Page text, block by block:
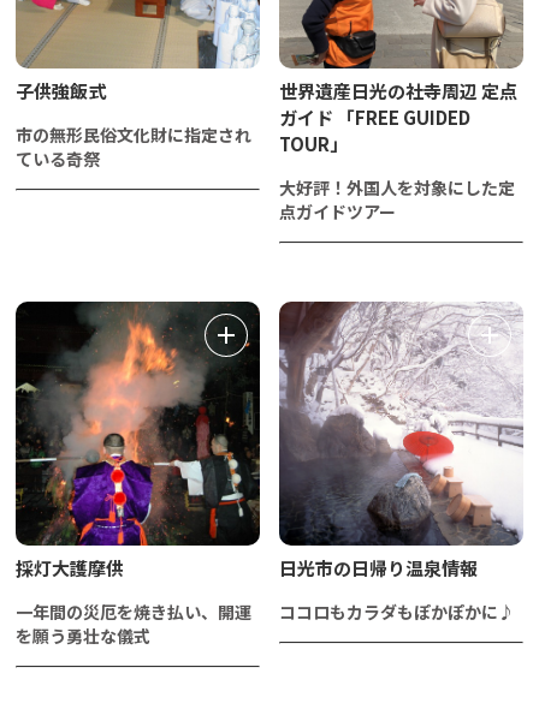
子供強飯式
市の無形民俗文化財に指定され
ている奇祭
世界遺産日光の社寺周辺 定点
ガイド 「FREE GUIDED
TOUR」
大好評！外国人を対象にした定
点ガイドツアー
採灯大護摩供
一年間の災厄を焼き払い、開運
を願う勇壮な儀式
日光市の日帰り温泉情報
ココロもカラダもぽかぽかに♪